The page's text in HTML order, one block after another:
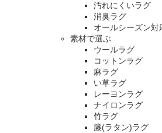
汚れにくいラグ
消臭ラグ
オールシーズン対
素材で選ぶ
ウールラグ
コットンラグ
麻ラグ
い草ラグ
レーヨンラグ
ナイロンラグ
竹ラグ
籐(ラタン)ラグ